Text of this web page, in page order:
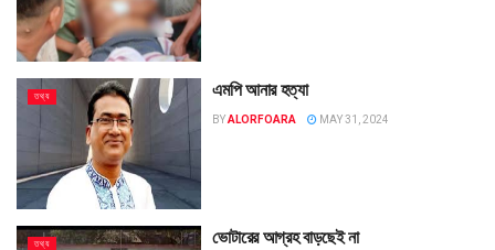
তথ্য এমপি আনার হত্যা
BYALORFOARA MAY 31, 2024
তথ্য ভোটারের আগ্রহ বাড়ছেই না